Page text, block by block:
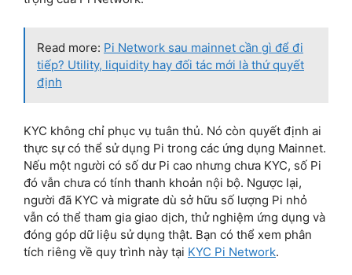
Read more: Pi Network sau mainnet cần gì để đi
tiếp? Utility, liquidity hay đối tác mới là thứ quyết
định
KYC không chỉ phục vụ tuân thủ. Nó còn quyết định ai
thực sự có thể sử dụng Pi trong các ứng dụng Mainnet.
Nếu một người có số dư Pi cao nhưng chưa KYC, số Pi
đó vẫn chưa có tính thanh khoản nội bộ. Ngược lại,
người đã KYC và migrate dù sở hữu số lượng Pi nhỏ
vẫn có thể tham gia giao dịch, thử nghiệm ứng dụng và
đóng góp dữ liệu sử dụng thật. Bạn có thể xem phân
tích riêng về quy trình này tại KYC Pi Network.